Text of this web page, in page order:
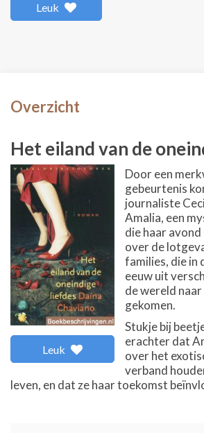
Leuk
Overzicht
Het eiland van de
Leuk
Door een
gebeurtenis
journaliste
Amalia, een
die haar
over de
families, die in
eeuw uit
de wereld naar
gekomen.
Stukje bij
erachter dat
over het
verband
leven, en dat ze haar toekomst